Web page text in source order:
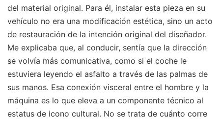
del material original. Para él, instalar esta pieza en su
vehículo no era una modificación estética, sino un acto
de restauración de la intención original del diseñador.
Me explicaba que, al conducir, sentía que la dirección
se volvía más comunicativa, como si el coche le
estuviera leyendo el asfalto a través de las palmas de
sus manos. Esa conexión visceral entre el hombre y la
máquina es lo que eleva a un componente técnico al
estatus de icono cultural. No se trata de cuánto corre